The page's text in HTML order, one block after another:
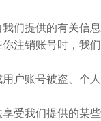
们提供的有关信息
注销账号时，我
户账号被盗、个
受我们提供的某